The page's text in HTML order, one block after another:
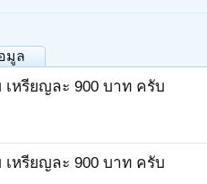
มูล
หรียญละ 900 บาท ครับ
หรียญละ 900 บาท ครับ